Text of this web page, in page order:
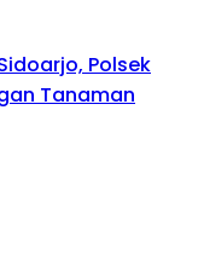
Polsek
Tanaman